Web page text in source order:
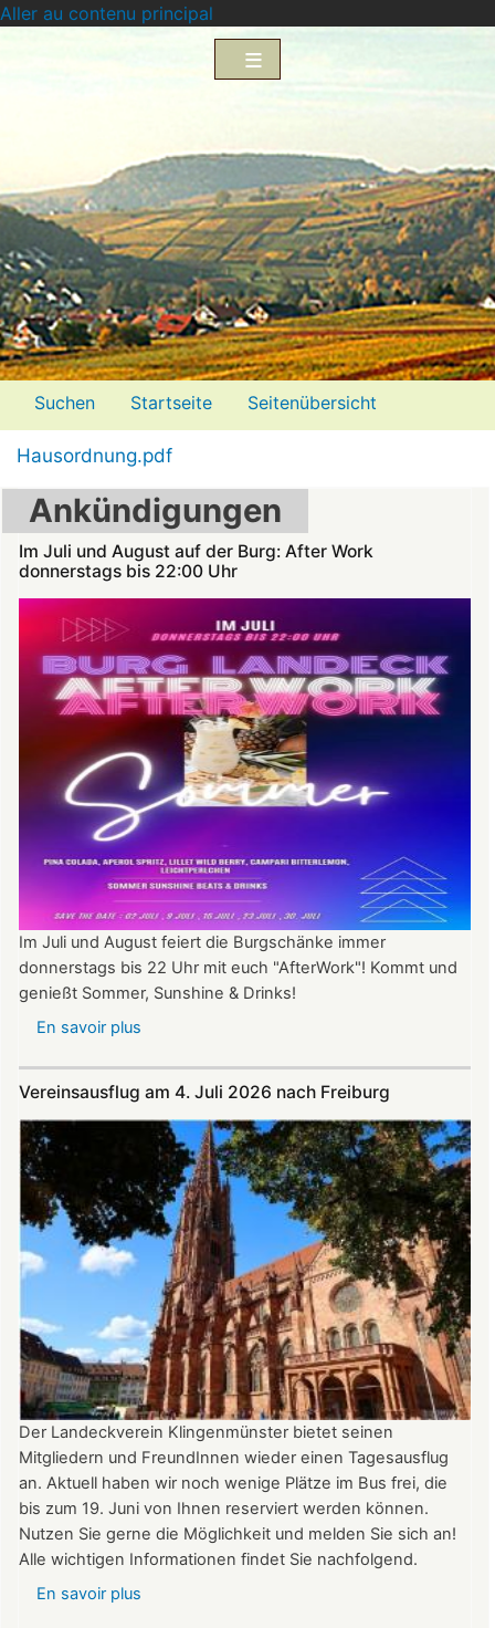
Aller au contenu principal
Menü2
Suchen Startseite
Seitenübersicht
Impressum
Datenschutzerklärung
Hausordnung.pdf
Ankündigungen
Im Juli und August auf der Burg: After Work
donnerstags bis 22:00 Uhr
Im Juli und August feiert die Burgschänke immer
donnerstags bis 22 Uhr mit euch "AfterWork"! Kommt und
genießt Sommer, Sunshine & Drinks!
En savoir plus
und
August
auf
der
Burg:
After
Work
donnerstags
bis
22:00
Uhr
Vereinsausflug am 4. Juli 2026 nach Freiburg
Der Landeckverein Klingenmünster bietet seinen
Mitgliedern und FreundInnen wieder einen Tagesausflug
an. Aktuell haben wir noch wenige Plätze im Bus frei, die
bis zum 19. Juni von Ihnen reserviert werden können.
Nutzen Sie gerne die Möglichkeit und melden Sie sich an!
Alle wichtigen Informationen findet Sie nachfolgend.
En savoir plus